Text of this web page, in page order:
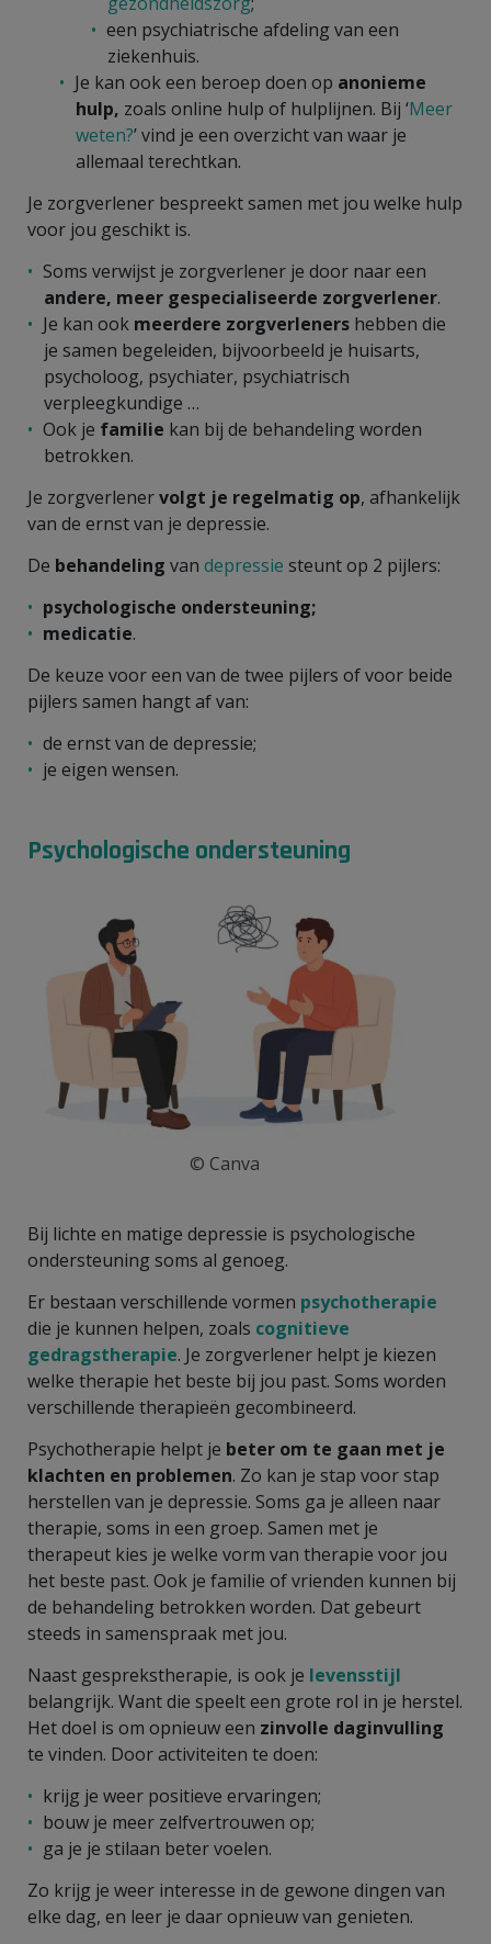
een psychiatrische afdeling van een
ziekenhuis.
Je kan ook een beroep doen op anonieme
hulp, zoals online hulp of hulplijnen. Bij ‘Meer
weten?’ vind je een overzicht van waar je
allemaal terechtkan.
Je zorgverlener bespreekt samen met jou welke hulp
voor jou geschikt is.
Soms verwijst je zorgverlener je door naar een
andere, meer gespecialiseerde zorgverlener.
Je kan ook meerdere zorgverleners hebben die
je samen begeleiden, bijvoorbeeld je huisarts,
psycholoog, psychiater, psychiatrisch
verpleegkundige …
Ook je familie kan bij de behandeling worden
betrokken.
Je zorgverlenervolgt je regelmatig op, afhankelijk
van de ernst van je depressie.
De behandeling van depressie steunt op 2 pijlers:
psychologische ondersteuning;
medicatie.
De keuze voor een van de twee pijlers of voor beide
pijlers samen hangt af van:
de ernst van de depressie;
je eigen wensen.
Psychologische ondersteuning
© Canva
Bij lichte en matige depressie is psychologische
ondersteuning soms al genoeg.
Er bestaan verschillende vormen psychotherapie
die je kunnen helpen, zoals cognitieve
gedragstherapie. Je zorgverlener helpt je kiezen
welke therapie het beste bij jou past. Soms worden
verschillende therapieën gecombineerd.
Psychotherapie helpt je beter om te gaan met je
klachten en problemen. Zo kan je stap voor stap
herstellen van je depressie. Soms ga je alleen naar
therapie, soms in een groep. Samen met je
therapeut kies je welke vorm van therapie voor jou
het beste past. Ook je familie of vrienden kunnen bij
de behandeling betrokken worden. Dat gebeurt
steeds in samenspraak met jou.
Naast gesprekstherapie, is ook je levensstijl
belangrijk. Want die speelt een grote rol in je herstel.
Het doel is om opnieuw een zinvolle daginvulling
te vinden. Door activiteiten te doen:
krijg je weer positieve ervaringen;
bouw je meer zelfvertrouwen op;
ga je je stilaan beter voelen.
Zo krijg je weer interesse in de gewone dingen van
elke dag, en leer je daar opnieuw van genieten.